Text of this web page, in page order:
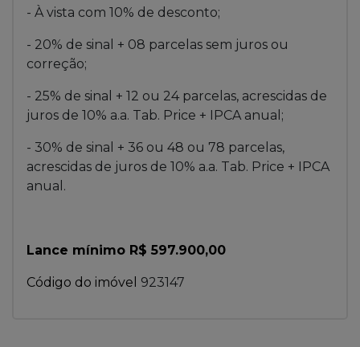
- À vista com 10% de desconto;
- 20% de sinal + 08 parcelas sem juros ou
correção;
- 25% de sinal + 12 ou 24 parcelas, acrescidas de
juros de 10% a.a. Tab. Price + IPCA anual;
- 30% de sinal + 36 ou 48 ou 78 parcelas,
acrescidas de juros de 10% a.a. Tab. Price + IPCA
anual.
Lance mínimo R$ 597.900,00
Código do imóvel 923147